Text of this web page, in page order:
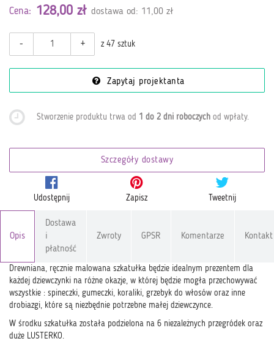
Cena: 128,00 zł dostawa od: 11,00 zł
- + z 47 sztuk
Zapytaj projektanta
Stworzenie produktu trwa od 1 do 2 dni roboczych od wpłaty.
Szczegóły dostawy
Udostępnij Zapisz Tweetnij
Opis
Dostawa
i
płatność
Zwroty GPSR Komentarze Kontakt
Drewniana, ręcznie malowana szkatułka będzie idealnym prezentem dla
każdej dziewczynki na różne okazje, w której będzie mogła przechowywać
wszystkie : spineczki, gumeczki, koraliki, grzebyk do włosów oraz inne
drobiazgi, które są niezbędnie potrzebne małej dziewczynce.
W środku szkatułka została podzielona na 6 niezależnych przegródek oraz
duże LUSTERKO.